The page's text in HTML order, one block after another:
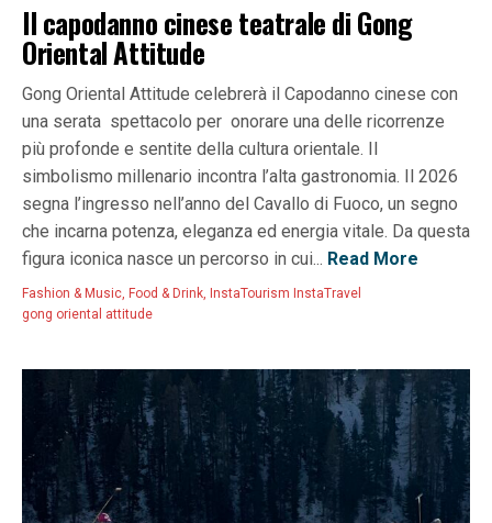
Il capodanno cinese teatrale di Gong
Oriental Attitude
Gong Oriental Attitude celebrerà il Capodanno cinese con
una serata spettacolo per onorare una delle ricorrenze
più profonde e sentite della cultura orientale. Il
simbolismo millenario incontra l’alta gastronomia. Il 2026
segna l’ingresso nell’anno del Cavallo di Fuoco, un segno
che incarna potenza, eleganza ed energia vitale. Da questa
figura iconica nasce un percorso in cui... Read More
Fashion & Music, Food & Drink, InstaTourism InstaTravel
gong oriental attitude